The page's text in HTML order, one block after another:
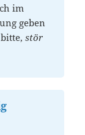
im
geben
bitte,stör